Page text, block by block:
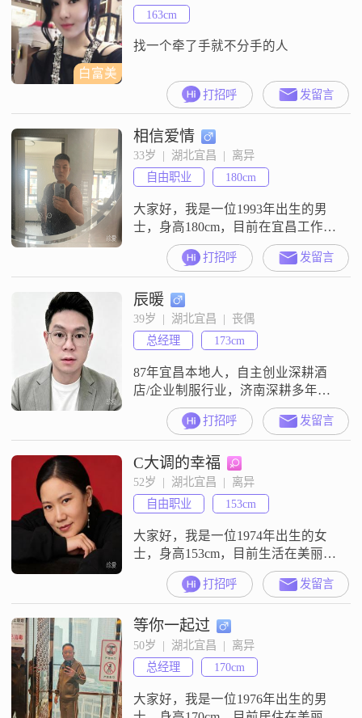
有##3002##平时我喜欢钓鱼，这项
活动能让我静下心来，享受片刻宁
静##
白富美
163cm
找一个牵了手就不分手的人
打招呼 发留言
相信爱情
33岁  |  湖北宜昌  |  离异
自由职业
180cm
大家好，我是一位1993年出生的男
士，身高180cm，目前在宜昌工作，
月收入在12001到20000元之间
##3002##我拥有大学本科学历，性
格稳重可靠，幽默风趣，责任感
强，总是以乐观积极的态度面对生
活##3002##在与人相处时，我耐心
包容，真诚待人，非常重视家庭，
认为家庭是生活的重心##3002##平
时我喜欢外出
打招呼 发留言
辰暖
39岁  |  湖北宜昌  |  丧偶
总经理
173cm
87年宜昌本地人，自主创业深耕酒
店/企业制服行业，济南深耕多年，
现已回宜昌拓展分公司，重心逐步
转回本地，长期定居发展##3002##
有车有房，收入稳定，性格踏实靠
谱，真心找结婚对象，希望遇到真
诚##3001##三观契合的另一半
##3002##烟火安稳，静待正缘！
打招呼 发留言
C大调的幸福
52岁  |  湖北宜昌  |  离异
自由职业
153cm
大家好，我是一位1974年出生的女
士，身高153cm，目前生活在美丽的
宜昌##3002##我拥有中专学历，在
工作中努力进取，现在月收入已超
过50000元##3002##我对生活的态度
是热爱并追求，无论是事业还是生
活品质，我都希望能做到最好
##3002##性格方面，我温柔体贴，
善于理解和关心他人##3002##我相
信感情
打招呼 发留言
等你一起过
50岁  |  湖北宜昌  |  离异
总经理
170cm
大家好，我是一位1976年出生的男